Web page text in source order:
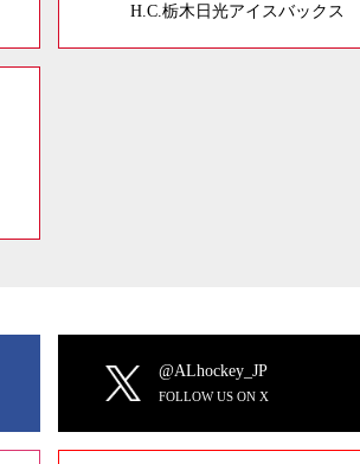
H.C.栃木日光アイスバックス
@ALhockey_JP
FOLLOW US ON X